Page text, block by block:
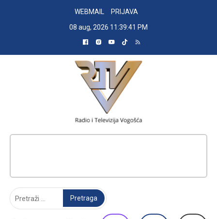
WEBMAIL
PRIJAVA
08 aug, 2026 11:39:42 PM